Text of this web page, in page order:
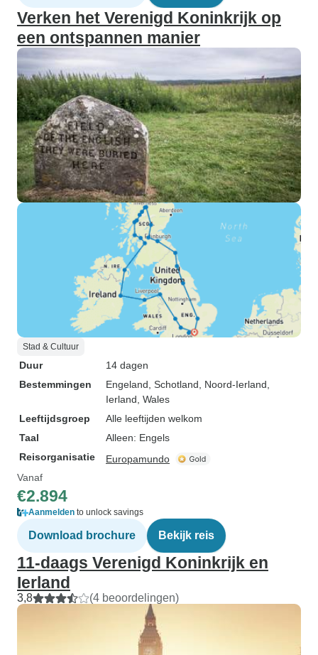
Verken het Verenigd Koninkrijk op
een ontspannen manier
Stad & Cultuur
Duur
14 dagen
Bestemmingen
Engeland , Schotland , Noord-Ierland
Ierland , Wales
Leeftijdsgroep
Alle leeftijden welkom
Taal
Alleen: Engels
Reisorganisatie
Europamundo
Vanaf
€2.894
Aanmelden to unlock savings
Download brochure Bekijk reis
11-daags Verenigd Koninkrijk en
Ierland
3,8 (4 beoordelingen)